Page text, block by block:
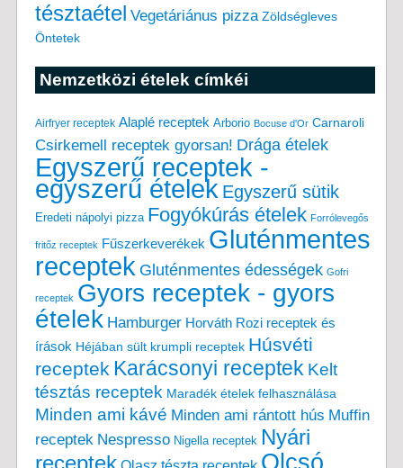
tésztaétel Vegetáriánus pizza Zöldségleves
Öntetek
Nemzetközi ételek címkéi
Airfryer receptek Alaplé receptek Arborio Bocuse d'Or Carnaroli
Csirkemell receptek gyorsan! Drága ételek
Egyszerű receptek -
egyszerű ételek Egyszerű sütik
Eredeti nápolyi pizza Fogyókúrás ételek Forrólevegős
fritőz receptek Fűszerkeverékek Gluténmentes
receptek Gluténmentes édességek Gofri
receptek Gyors receptek - gyors
ételek Hamburger Horváth Rozi receptek és
írások Héjában sült krumpli receptek Húsvéti
receptek Karácsonyi receptek Kelt
tésztás receptek Maradék ételek felhasználása
Minden ami kávé Minden ami rántott hús Muffin
receptek Nespresso Nigella receptek Nyári
receptek
Olcsó